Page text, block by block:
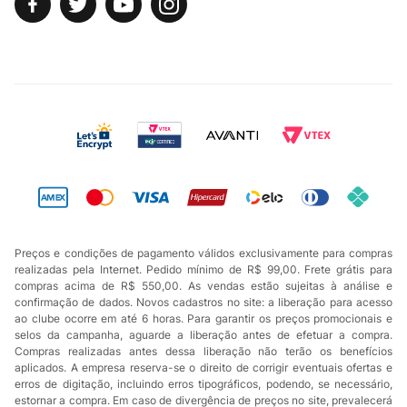
Preços e condições de pagamento válidos exclusivamente para compras
realizadas pela Internet. Pedido mínimo de R$ 99,00. Frete grátis para
compras acima de R$ 550,00. As vendas estão sujeitas à análise e
confirmação de dados. Novos cadastros no site: a liberação para acesso
ao clube ocorre em até 6 horas. Para garantir os preços promocionais e
selos da campanha, aguarde a liberação antes de efetuar a compra.
Compras realizadas antes dessa liberação não terão os benefícios
aplicados. A empresa reserva-se o direito de corrigir eventuais ofertas e
erros de digitação, incluindo erros tipográficos, podendo, se necessário,
estornar a compra. Em caso de divergência de preços no site, prevalecerá